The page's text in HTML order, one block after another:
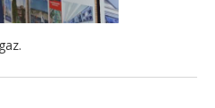
gaz.